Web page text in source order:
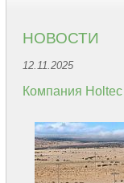
НОВОСТИ
12.11.2025
Компания